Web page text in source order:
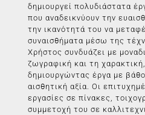
δημιουργεί πολυδιάστατα
που αναδεικνύουν την
την ικανότητά του να
συναισθήματα μέσω της
Χρήστος συνδυάζει με
ζωγραφική και τη χαρακτική,
δημιουργώντας έργα με
αισθητική αξία. Οι
εργασίες σε πίνακες,
συμμετοχή του σε